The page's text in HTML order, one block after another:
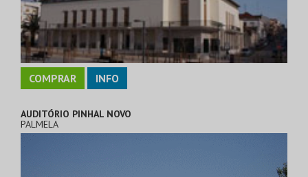
COMPRAR INFO
AUDITÓRIO PINHAL NOVO
PALMELA